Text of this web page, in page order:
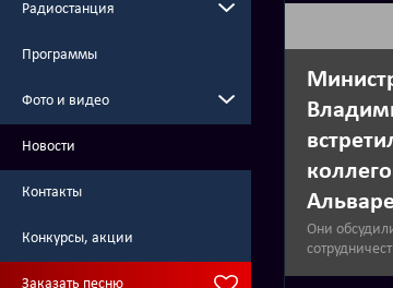
Радиостанция
Программы
Фото и видео
Новости
Контакты
Конкурсы, акции
Заказать песню
Они